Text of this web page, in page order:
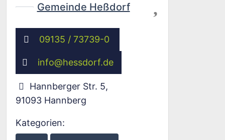
Gemeinde Heßdorf
09135 / 73739-0
info@hessdorf.de
Hannberger Str. 5,
91093 Hannberg
Kategorien: